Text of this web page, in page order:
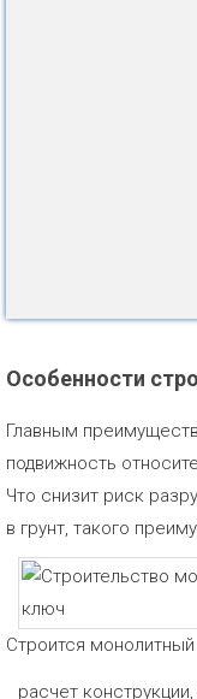
Особенности
Главным
подвижность
Что снизит риск
в грунт, такого
Строится
расчет